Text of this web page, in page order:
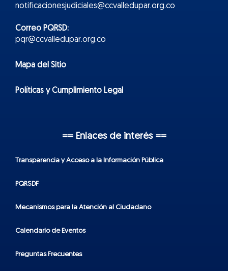
notificacionesjudiciales@ccvalledupar.org.co
Correo PQRSD:
pqr@ccvalledupar.org.co
Mapa del Sitio
Políticas y Cumplimiento Legal
== Enlaces de interés ==
Transparencia y Acceso a la Información Pública
PQRSDF
Mecanismos para la Atención al Ciudadano
Calendario de Eventos
Preguntas Frecuentes